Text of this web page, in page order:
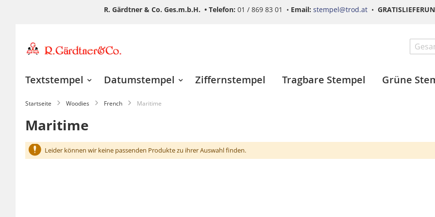
R. Gärdtner & Co. Ges.m.b.H. • Telefon: 01 / 869 83 01 • Email: stempel@trod.at •
springen
Textstempel Datumstempel Ziffernstempel Tragbare Stempel Grüne
Startseite Woodies French Maritime
Maritime
Leider können wir keine passenden Produkte zu ihrer Auswahl finden.